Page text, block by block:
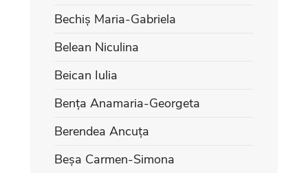
Bechiș Maria-Gabriela
Belean Niculina
Beican Iulia
Bența Anamaria-Georgeta
Berendea Ancuța
Beșa Carmen-Simona